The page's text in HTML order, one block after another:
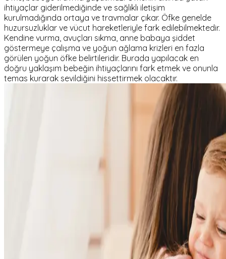
ihtiyaçlar giderilmediğinde ve sağlıklı iletişim
kurulmadığında ortaya ve travmalar çıkar. Öfke genelde
huzursuzluklar ve vücut hareketleriyle fark edilebilmektedir.
Kendine vurma, avuçları sıkma, anne babaya şiddet
göstermeye çalışma ve yoğun ağlama krizleri en fazla
görülen yoğun öfke belirtileridir. Burada yapılacak en
doğru yaklaşım bebeğin ihtiyaçlarını fark etmek ve onunla
temas kurarak sevildiğini hissettirmek olacaktır.